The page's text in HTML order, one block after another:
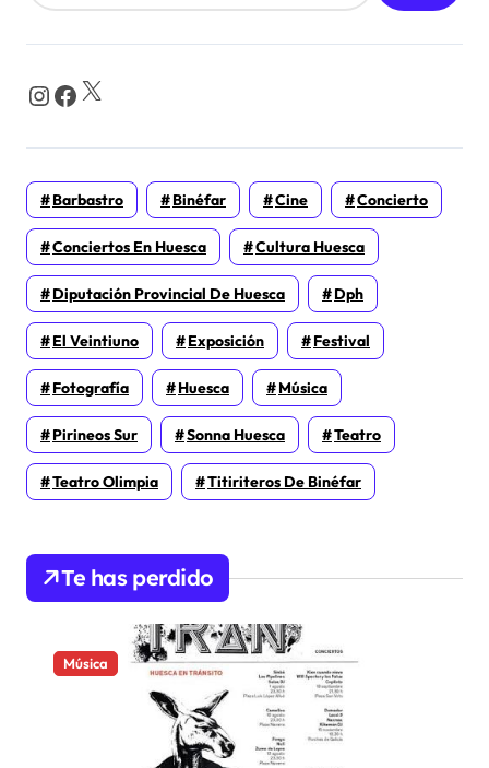
InstagramFacebook X
Barbastro Binéfar Cine Concierto
Conciertos En Huesca Cultura Huesca
Diputación Provincial De Huesca Dph
El Veintiuno Exposición Festival
Fotografía Huesca Música
Pirineos Sur Sonna Huesca Teatro
Teatro Olimpia Titiriteros De Binéfar
Te has perdido
Música